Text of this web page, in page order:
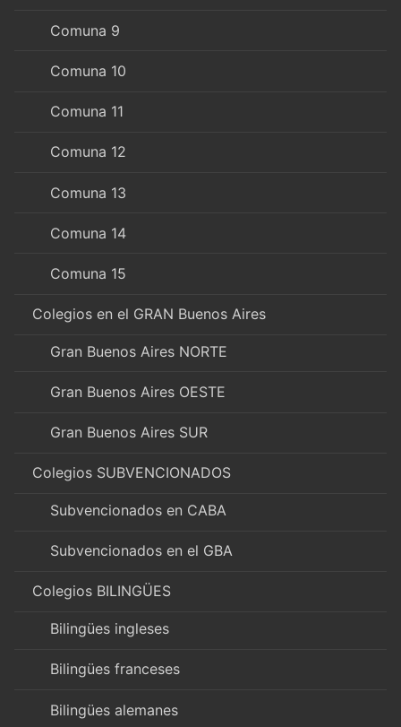
Comuna 9
Comuna 10
Comuna 11
Comuna 12
Comuna 13
Comuna 14
Comuna 15
Colegios en el GRAN Buenos Aires
Gran Buenos Aires NORTE
Gran Buenos Aires OESTE
Gran Buenos Aires SUR
Colegios SUBVENCIONADOS
Subvencionados en CABA
Subvencionados en el GBA
Colegios BILINGÜES
Bilingües ingleses
Bilingües franceses
Bilingües alemanes